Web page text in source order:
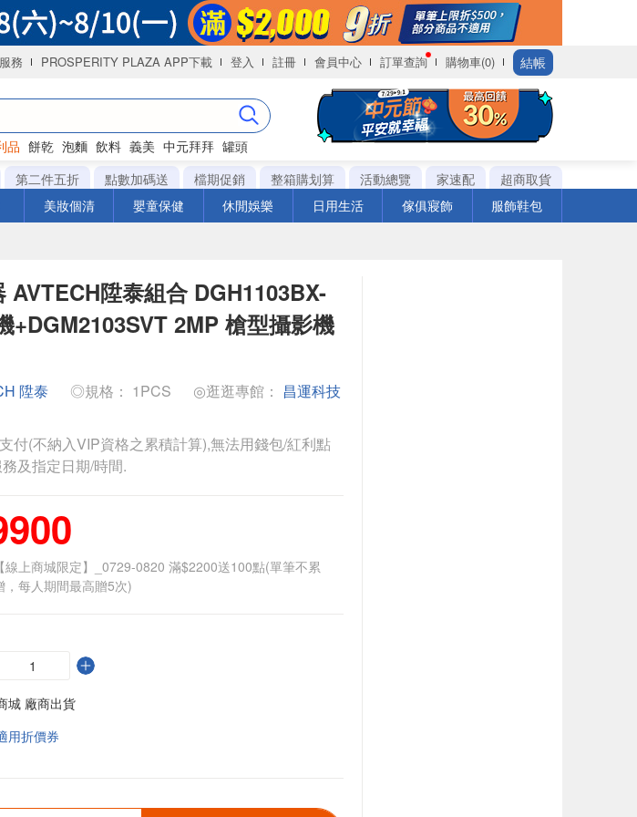
務 PROSPERITY PLAZA APP下載 登入 註冊 會員中心 訂單查詢 購物車(0) 結帳
品 餅乾 泡麵 飲料 義美 中元拜拜 罐頭
第二件五折 點數加碼送 檔期促銷 整箱購划算 活動總覽 家速配
超商取貨
美妝個清 嬰童保健 休閒娛樂 日用生活 傢俱寢飾 服飾鞋包
AVTECH陞泰組合 DGH1103BX-
+DGM2103SVT 2MP 槍型攝影機
陞泰 ◎規格： 1PCS ◎逛逛專館： 昌運科技
付(不納入VIP資格之累積計算),無法用錢包/紅利點
及指定日期/時間.
【線上商城限定】_0729-0820 滿$2200送100點(單筆不累
，每人期間最高贈5次)
城 廠商出貨
用折價券